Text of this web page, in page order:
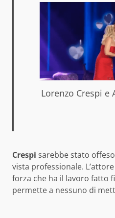
Lorenzo Crespi e
Crespi sarebbe stato
vista professionale.
forza che ha il lavoro fatto
permette a nessuno di